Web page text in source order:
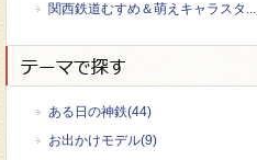
関西鉄道むすめ＆萌えキャラスタ...
ある日の神鉄(44)
お出かけモデル(9)